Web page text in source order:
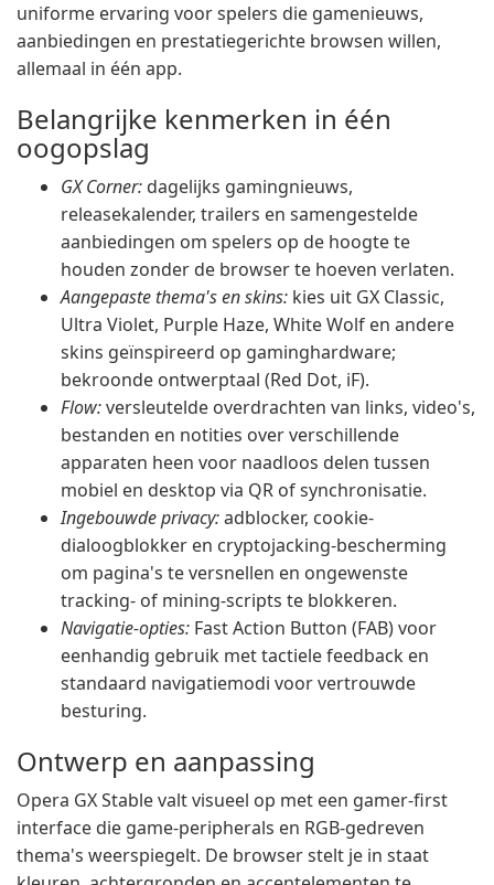
uniforme ervaring voor spelers die gamenieuws,
aanbiedingen en prestatiegerichte browsen willen,
allemaal in één app.
Belangrijke kenmerken in één
oogopslag
GX Corner: dagelijks gamingnieuws,
releasekalender, trailers en samengestelde
aanbiedingen om spelers op de hoogte te
houden zonder de browser te hoeven verlaten.
Aangepaste thema's en skins: kies uit GX Classic,
Ultra Violet, Purple Haze, White Wolf en andere
skins geïnspireerd op gaminghardware;
bekroonde ontwerptaal (Red Dot, iF).
Flow:versleutelde overdrachten van links, video's,
bestanden en notities over verschillende
apparaten heen voor naadloos delen tussen
mobiel en desktop via QR of synchronisatie.
Ingebouwde privacy:adblocker, cookie-
dialoogblokker en cryptojacking-bescherming
om pagina's te versnellen en ongewenste
tracking- of mining-scripts te blokkeren.
Navigatie-opties: Fast Action Button (FAB) voor
eenhandig gebruik met tactiele feedback en
standaard navigatiemodi voor vertrouwde
besturing.
Ontwerp en aanpassing
Opera GX Stable valt visueel op met een gamer-first
interface die game-peripherals en RGB-gedreven
thema's weerspiegelt. De browser stelt je in staat